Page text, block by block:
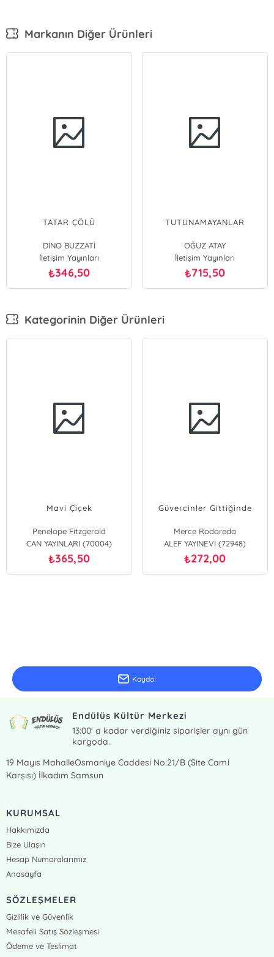
Markanın Diğer Ürünleri
TATAR ÇÖLÜ
DİNO BUZZATİ
İletişim Yayınları
₺346,50
TUTUNAMAYANLAR
OĞUZ ATAY
İletişim Yayınları
₺715,50
Kategorinin Diğer Ürünleri
Mavi Çiçek
Penelope Fitzgerald
CAN YAYINLARI (70004)
₺365,50
Güvercinler Gittiğinde
Merce Rodoreda
ALEF YAYINEVİ (72948)
₺272,00
Kaydol
Endülüs Kültür Merkezi
13:00' a kadar verdiğiniz siparişler aynı gün
kargoda.
19 Mayıs MahalleOsmaniye Caddesi No:21/B (Site Cami
Karşısı) İlkadım Samsun
KURUMSAL
Hakkımızda
Bize Ulaşın
Hesap Numaralarımız
Anasayfa
SÖZLEŞMELER
Gizlilik ve Güvenlik
Mesafeli Satış Sözleşmesi
Ödeme ve Teslimat